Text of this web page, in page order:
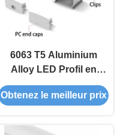
6063 T5 Aluminium
Alloy LED Profil en
aluminium
W17.0*H9.0mm avec
le canal de bande LED
Obtenez le meilleur prix